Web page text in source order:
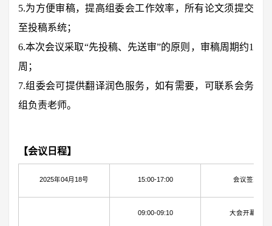
5.为方便审稿，提高组委会工作效率，所有论文须提交
至投稿系统；
6.本次会议采取“先投稿、先送审”的原则，审稿周期约1
周；
7.组委会可提供翻译润色服务，如有需要，可联系会务
组负责老师。
【会议日程】
2025年04月18号 15:00-17:00 会议签到
09:00-09:10 大会开幕式